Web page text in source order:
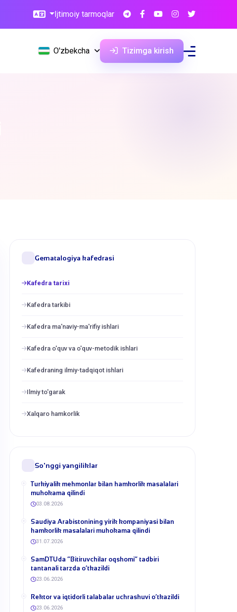
Ijtimoiy tarmoqlar
O'zbekcha Tizimga kirish
Gematalogiya kafedrasi
Kafedra tarixi
Kafedra tarkibi
Kafedra ma'naviy-ma'rifiy ishlari
Kafedra o'quv va o'quv-metodik ishlari
Kafedraning ilmiy-tadqiqot ishlari
Ilmiy to'garak
Xalqaro hamkorlik
So'nggi yangiliklar
Turkiyalik mehmonlar bilan hamkorlik masalalari
muhokama qilindi
03.08.2026
​Saudiya Arabistonining yirik kompaniyasi bilan
hamkorlik masalalari muhokama qilindi
31.07.2026
​SamDTUda “Bitiruvchilar oqshomi” tadbiri
tantanali tarzda o‘tkazildi
23.06.2026
​Rektor va iqtidorli talabalar uchrashuvi o‘tkazildi
23.06.2026